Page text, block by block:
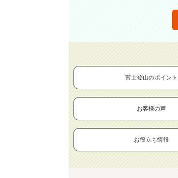
富士登山のポイント
お客様の声
お役立ち情報